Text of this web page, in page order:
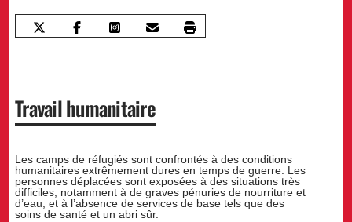
Travail humanitaire
Les camps de réfugiés sont confrontés à des conditions
humanitaires extrêmement dures en temps de guerre. Les
personnes déplacées sont exposées à des situations très
difficiles, notamment à de graves pénuries de nourriture et
d’eau, et à l’absence de services de base tels que des
soins de santé et un abri sûr.